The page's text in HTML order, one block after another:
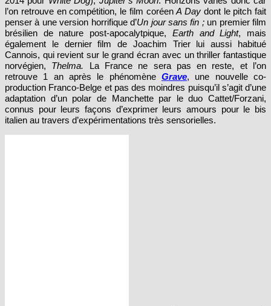
penser à une version horrifique d’Un jour sans fin ;un premier film
brésilien de nature post-apocalytpique,Earth and Light, mais
également le dernier film de Joachim Trier lui aussi habitué
Cannois, qui revient sur le grand écran avec un thriller fantastique
norvégien,Thelma. La France ne sera pas en reste, et l’on
retrouve 1 an après le phénomène Grave, une nouvelle co-
production Franco-Belge et pas des moindres puisqu’il s’agit d’une
adaptation d’un polar de Manchette par le duo Cattet/Forzani,
connus pour leurs façons d’exprimer leurs amours pour le bis
italien au travers d’expérimentations très sensorielles.